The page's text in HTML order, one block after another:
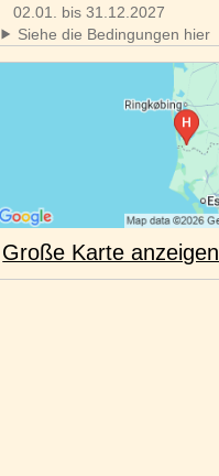
02.01. bis 31.12.2027
Siehe die Bedingungen hier
Große Karte anzeigen